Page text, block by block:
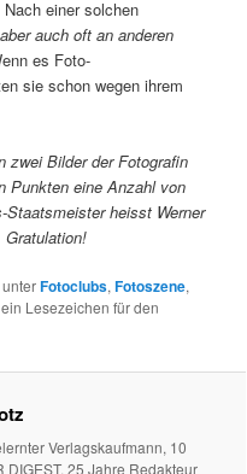
Nach einer solchen
auch oft an anderen
es Foto-
sie schon wegen ihrem
zwei Bilder der Fotografin
Punkten eine Anzahl von
Staatsmeister heisst Werner
unterFotoclubs,Fotoszene,
Lesezeichen für den
Verlagskaufmann, 10
DIGEST, 25 Jahre Redakteur